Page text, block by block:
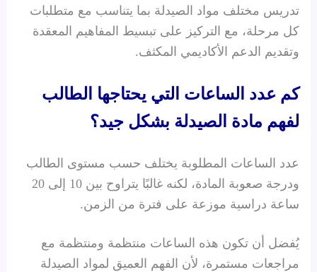
تدريس مختلف مواد الصيدلة بما يتناسب مع متطلبات
كل مرحلة، مع التركيز على تبسيط المفاهيم المعقدة
وتقديم الدعم الأكاديمي المكثف.
كم عدد الساعات التي يحتاجها الطالب
لفهم مادة الصيدلة بشكل جيد؟
عدد الساعات المطلوبة يختلف حسب مستوى الطالب
ودرجة صعوبة المادة، لكنه غالبًا يتراوح بين 10 إلى 20
ساعة دراسية موزعة على فترة من الزمن.
يُفضل أن تكون هذه الساعات منتظمة ومنتظمة مع
مراجعات مستمرة، لأن الفهم العميق لمواد الصيدلة